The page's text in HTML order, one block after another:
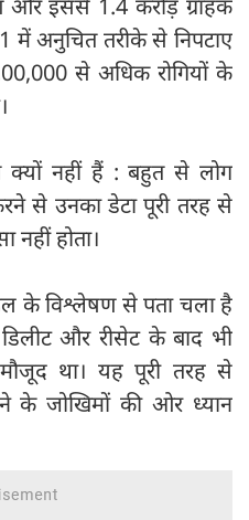
और इससे 1.4 करोड़ ग्राहक
में अनुचित तरीके से निपटाए
से अधिक रोगियों के
क्यों नहीं हैं : बहुत से लोग
से उनका डेटा पूरी तरह से
नहीं होता।
के विश्लेषण से पता चला है
और रीसेट के बाद भी
मौजूद था। यह पूरी तरह से
के जोखिमों की ओर ध्यान